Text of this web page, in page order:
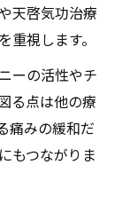
天啓気功治療
視します。
ーの活性やチ
る点は他の療
痛みの緩和だ
もつながりま